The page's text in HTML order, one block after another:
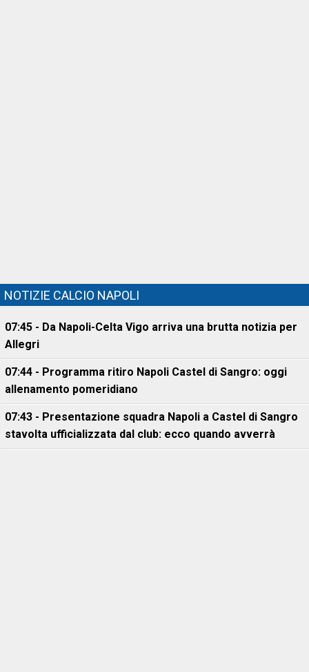
NOTIZIE CALCIO NAPOLI
07:45 - Da Napoli-Celta Vigo arriva una brutta notizia per
Allegri
07:44 - Programma ritiro Napoli Castel di Sangro: oggi
allenamento pomeridiano
07:43 - Presentazione squadra Napoli a Castel di Sangro
stavolta ufficializzata dal club: ecco quando avverrà